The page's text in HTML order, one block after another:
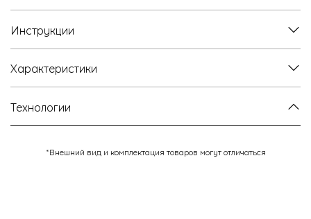
Инструкции
Характеристики
Технологии
*Внешний вид и комплектация товаров могут отличаться